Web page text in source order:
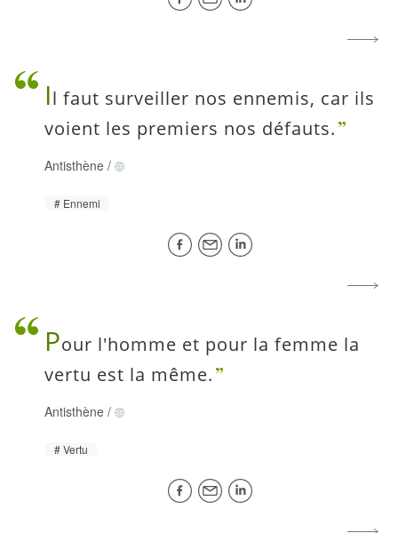
Il faut surveiller nos ennemis, car ils
voient les premiers nos défauts.
Antisthène /
Ennemi
Pour l'homme et pour la femme la
vertu est la même.
Antisthène /
Vertu